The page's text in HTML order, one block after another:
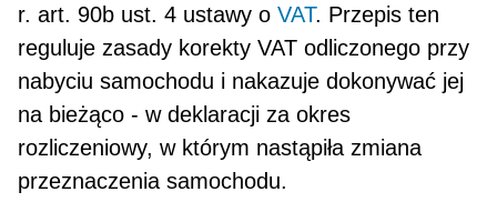
r. art. 90b ust. 4 ustawy oVAT. Przepis ten
reguluje zasady korekty VAT odliczonego przy
nabyciu samochodu i nakazuje dokonywać jej
na bieżąco - w deklaracji za okres
rozliczeniowy, w którym nastąpiła zmiana
przeznaczenia samochodu.